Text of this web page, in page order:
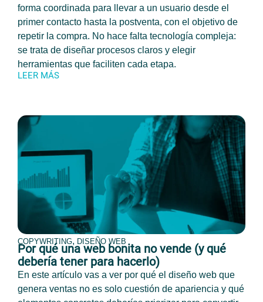
forma coordinada para llevar a un usuario desde el
primer contacto hasta la postventa, con el objetivo de
repetir la compra. No hace falta tecnología compleja:
se trata de diseñar procesos claros y elegir
herramientas que faciliten cada etapa.
LEER MÁS
COPYWRITING, DISEÑO WEB
Por qué una web bonita no vende (y qué
debería tener para hacerlo)
En este artículo vas a ver por qué el diseño web que
genera ventas no es solo cuestión de apariencia y qué